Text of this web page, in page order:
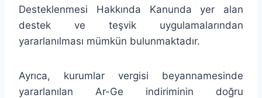
Desteklenmesi Hakkında Kanunda yer alan
destek ve teşvik uygulamalarından
yararlanılması mümkün bulunmaktadır.
Ayrıca, kurumlar vergisi beyannamesinde
yararlanılan Ar-Ge indiriminin doğru